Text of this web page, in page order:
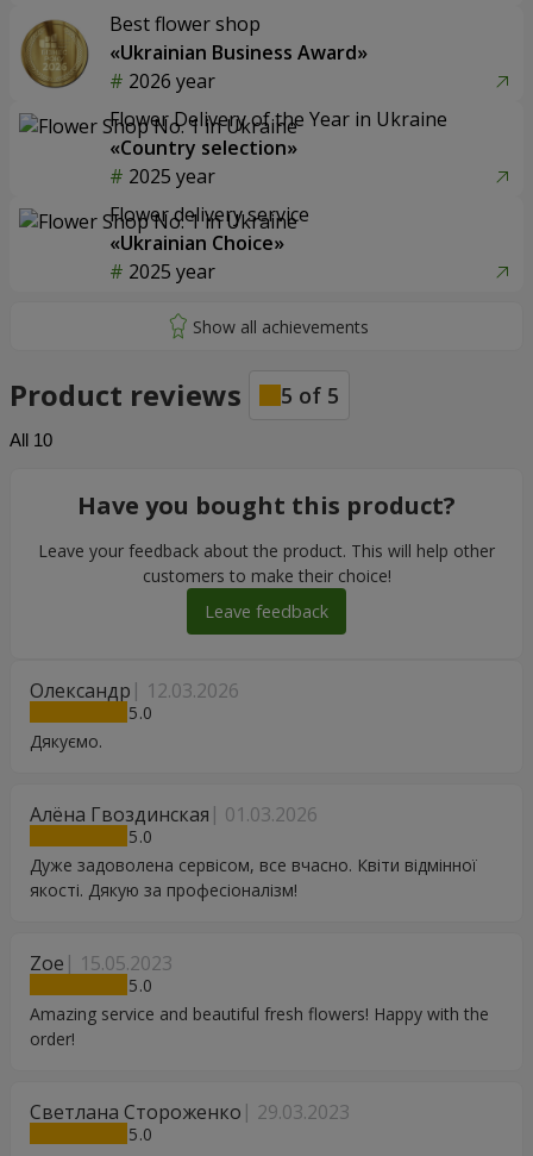
Best flower shop
«Ukrainian Business Award»
2026 year
Flower Delivery of the Year in Ukraine
«Country selection»
2025 year
Flower delivery service
«Ukrainian Choice»
2025 year
Product reviews 5 of 5
All 10
Олександр 12.03.2026
5
Дякуємо.
Алёна Гвоздинская 01.03.2026
5
Дуже задоволена сервісом, все вчасно. Квіти відмінної
якості. Дякую за професіоналізм!
Zoe 15.05.2023
5
Amazing service and beautiful fresh flowers! Happy with the
order!
Светлана Стороженко 29.03.2023
5
Have you bought this product?
Leave your feedback about the product. This will help other
customers to make their choice!
Leave feedback